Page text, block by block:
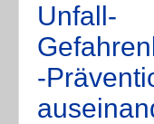
Unfall-
-